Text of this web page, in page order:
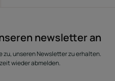
newsletter an
zu, unseren Newsletter zu erhalten.
wieder abmelden.